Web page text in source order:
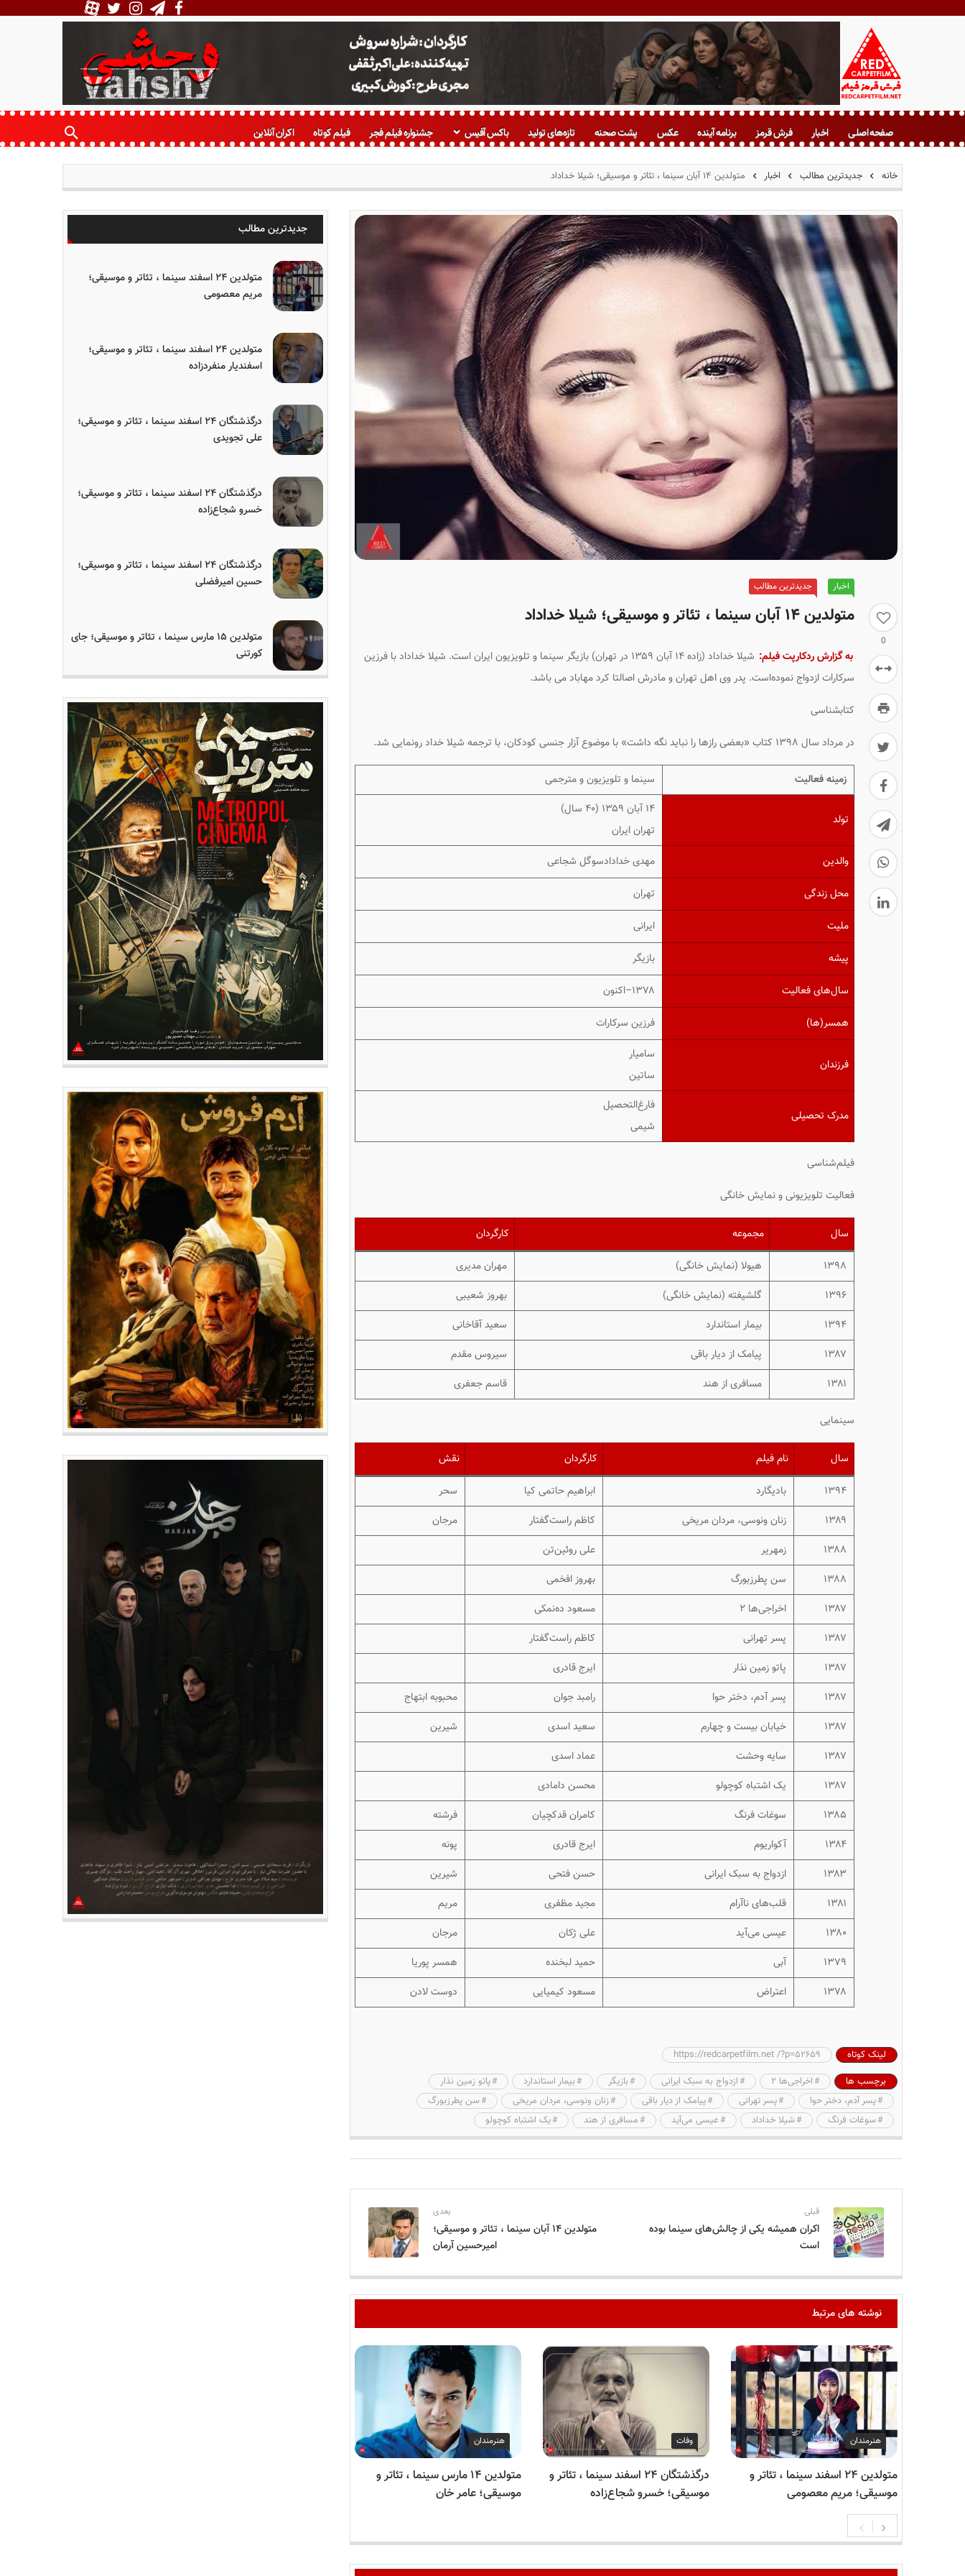
ف
ش
م
ز
صفحه اصلی اخبار فرش قرمز برنامه آینده عکس پشت صحنه تازه‌های تولید باکس آفیس جشنواره فیلم فجر فیلم کوتاه اکران آنلاین
خانه جدیدترین مطالب اخبار متولدین ۱۴ آبان سینما ، تئاتر و موسیقی؛ شیلا خداداد
0
اخبار جدیدترین مطالب
متولدین ۱۴ آبان سینما ، تئاتر و موسیقی؛ شیلا خداداد
به گزارش ردکارپت فیلم:
شیلا خداداد (زاده ۱۴ آبان ۱۳۵۹ در تهران) بازیگر سینما و تلویزیون ایران است. شیلا خداداد با فرزین
سرکارات ازدواج نموده‌است. پدر وی اهل تهران و مادرش اصالتا کرد مهاباد می باشد.
کتابشناسی
در مرداد سال ۱۳۹۸ کتاب «بعضی رازها را نباید نگه داشت» با موضوع آزار جنسی کودکان، با ترجمه شیلا خداد رونمایی شد.
زمینه فعالیت سینما و تلویزیون و مترجمی
تولد
۱۴ آبان ۱۳۵۹ ‏(۴۰ سال)
تهران ایران
والدین
مهدی خدادادسوگل شجاعی
محل زندگی
تهران
ملیت
ایرانی
پیشه
بازیگر
سال‌های فعالیت
۱۳۷۸–اکنون
همسر(ها)
فرزین سرکارات
فرزندان
سامیار
ساتین
مدرک تحصیلی
فارغ‌التحصیل
شیمی
فیلم‌شناسی
فعالیت تلویزیونی و نمایش خانگی
سال مجموعه
کارگردان
۱۳۹۸
هیولا (نمایش خانگی)
مهران مدیری
۱۳۹۶
گلشیفته (نمایش خانگی)
بهروز شعیبی
۱۳۹۴
بیمار استاندارد
سعید آقاخانی
۱۳۸۷
پیامک از دیار باقی
سیروس مقدم
۱۳۸۱
مسافری از هند قاسم جعفری
سینمایی
سال نام فیلم کارگردان
نقش
۱۳۹۴
بادیگارد ابراهیم حاتمی کیا
سحر
۱۳۸۹
زنان ونوسی، مردان مریخی کاظم راست‌گفتار
مرجان
۱۳۸۸
زمهریر
علی روئین‌تن
۱۳۸۸
سن پطرزبورگ
بهروز افخمی
۱۳۸۷
اخراجی‌ها ۲
مسعود ده‌نمکی
۱۳۸۷
پسر تهرانی
کاظم راست‌گفتار
۱۳۸۷
پاتو زمین نذار
ایرج قادری
۱۳۸۷
پسر آدم، دختر حوا رامبد جوان
محبوبه ابتهاج
۱۳۸۷
خیابان بیست و چهارم سعید اسدی
شیرین
۱۳۸۷
سایه وحشت
عماد اسدی
۱۳۸۷
یک اشتباه کوچولو
محسن دامادی
۱۳۸۵
سوغات فرنگ کامران قدکچیان
فرشته
۱۳۸۴
آکواریوم ایرج قادری
پونه
۱۳۸۳
ازدواج به سبک ایرانی حسن فتحی
شیرین
۱۳۸۱
قلب‌های ناآرام مجید مظفری
مریم
۱۳۸۰
عیسی می‌آید علی ژکان
مرجان
۱۳۷۹
آبی حمید لبخنده
همسر پوریا
۱۳۷۸
اعتراض مسعود کیمیایی دوست لادن
لینک کوتاه
https://redcarpetfilm.net /?p=52659
برچسب ها
اخراجی‌ها ۲ ازدواج به سبک ایرانی بازیگر بیمار استاندارد
پاتو زمین نذار
پسر آدم، دختر حوا
پسر تهرانی پیامک از دیار باقی زنان ونوسی، مردان مریخی
سن پطرزبورگ
سوغات فرنگ
شیلا خداداد عیسی می‌آید مسافری از هند یک اشتباه کوچولو
قبلی
اکران همیشه یکی از چالش‌های سینما بوده
است
بعدی
متولدین ۱۴ آبان سینما ، تئاتر و موسیقی؛
امیرحسین آرمان
نوشته های مرتبط
هنرمندان
متولدین ۲۴ اسفند سینما ، تئاتر و
موسیقی؛ مریم معصومی
وفات
درگذشتگان ۲۴ اسفند سینما ، تئاتر و
موسیقی؛ خسرو شجاع‌زاده
هنرمندان
متولدین ۱۴ مارس سینما ، تئاتر و
موسیقی؛ عامر خان
جدیدترین مطالب
متولدین ۲۴ اسفند سینما ، تئاتر و موسیقی؛
مریم معصومی
متولدین ۲۴ اسفند سینما ، تئاتر و موسیقی؛
اسفندیار منفردزاده
درگذشتگان ۲۴ اسفند سینما ، تئاتر و موسیقی؛
علی تجویدی
درگذشتگان ۲۴ اسفند سینما ، تئاتر و موسیقی؛
خسرو شجاع‌زاده
درگذشتگان ۲۴ اسفند سینما ، تئاتر و موسیقی؛
حسین امیرفضلی
متولدین ۱۵ مارس سینما ، تئاتر و موسیقی؛ جای
کورتنی